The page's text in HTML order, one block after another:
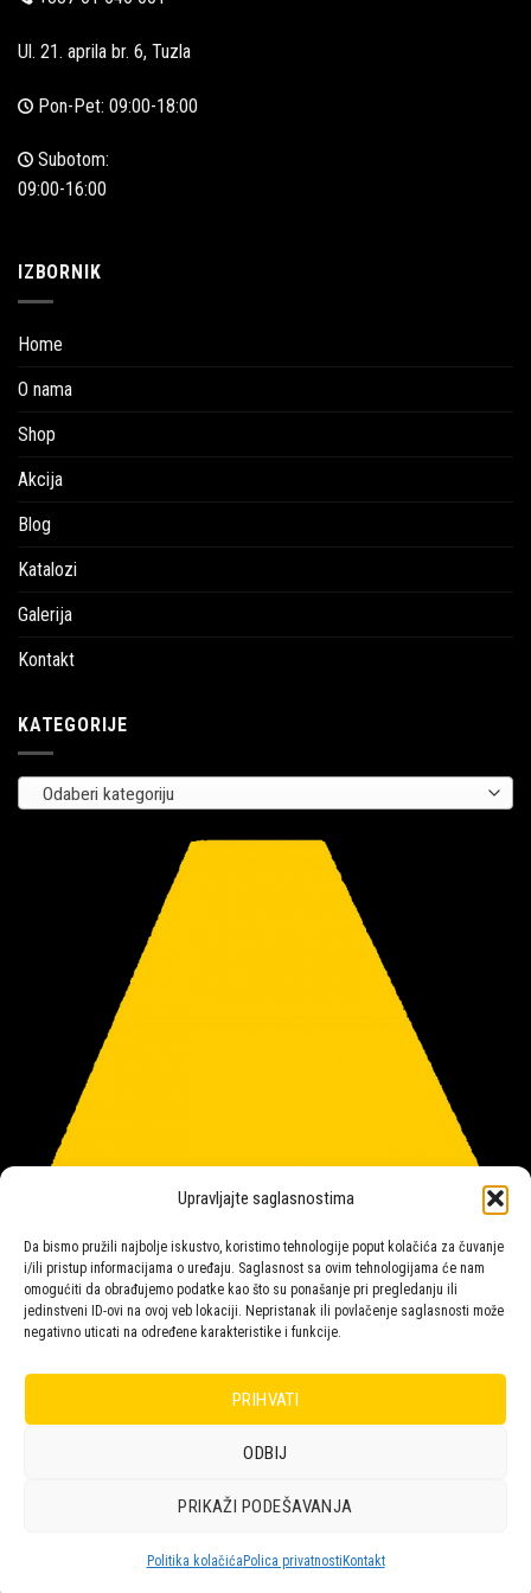
Upravljajte saglasnostima
Da bismo pružili najbolje iskustvo, koristimo tehnologije poput kolačića za čuvanje
i/ili pristup informacijama o uređaju. Saglasnost sa ovim tehnologijama će nam
omogućiti da obrađujemo podatke kao što su ponašanje pri pregledanju ili
jedinstveni ID-ovi na ovoj veb lokaciji. Nepristanak ili povlačenje saglasnosti može
negativno uticati na određene karakteristike i funkcije.
PRIHVATI
ODBIJ
PRIKAŽI PODEŠAVANJA
Politika kolačića Polica privatnosti Kontakt
Ul. 21. aprila br. 6, Tuzla
Pon-Pet: 09:00-18:00
Subotom:
09:00-16:00
IZBORNIK
Home
O nama
Shop
Akcija
Blog
Katalozi
Galerija
Kontakt
KATEGORIJE
Odaberi kategoriju
Copyright 2026 © Malpeza d.o.o.